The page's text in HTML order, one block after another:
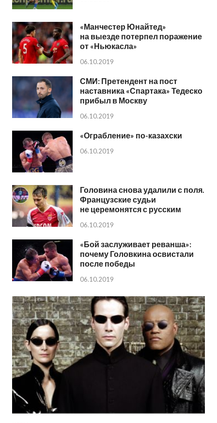
«Манчестер Юнайтед»
на выезде потерпел поражение
от «Ньюкасла»
06.10.2019
СМИ: Претендент на пост
наставника «Спартака» Тедеско
прибыл в Москву
06.10.2019
«Ограбление» по-казахски
06.10.2019
Головина снова удалили с поля.
Французские судьи
не церемонятся с русским
06.10.2019
«Бой заслуживает реванша»:
почему Головкина освистали
после победы
06.10.2019